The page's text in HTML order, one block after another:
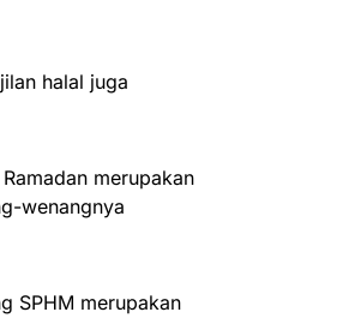
halal juga
merupakan
wenangnya
SPHM merupakan